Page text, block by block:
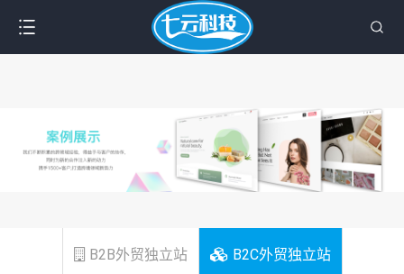
B2B外贸独立站 B2C外贸独立站